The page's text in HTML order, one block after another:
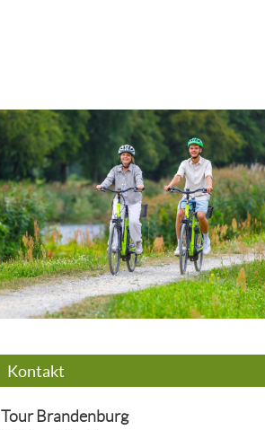
Kontakt
Tour Brandenburg